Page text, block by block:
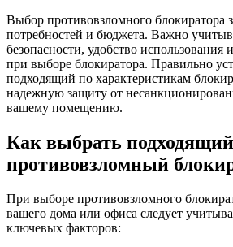
Выбор противовзломного блокиратора
потребностей и бюджета. Важно
безопасности, удобство использования
при выборе блокиратора. Правильно
подходящий по характеристикам
надежную защиту от
вашему помещению.
Как выбрать подходящий
противовзломный
При выборе противовзломного
вашего дома или офиса следует
ключевых факторов: